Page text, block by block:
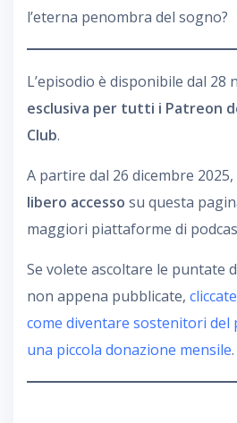
l’eterna penombra del sogno?
L’episodio è disponibile dal 28
esclusiva per tutti i Patreon
Club.
A partire dal 26 dicembre
libero accesso su questa
maggiori piattaforme di
Se volete ascoltare le puntate
non appena pubblicate,
come diventare sostenitori del
una piccola donazione mensile.